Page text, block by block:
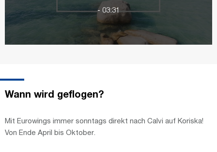
- 03:31
Wann wird geflogen?
Mit Eurowings immer sonntags direkt nach Calvi auf Koriska!
Von Ende April bis Oktober.